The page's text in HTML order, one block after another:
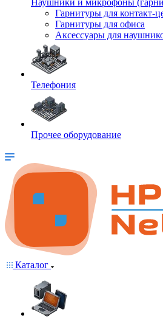
Наушники и микрофоны
Гарнитуры для контакт-
Гарнитуры для офиса
Аксессуары для
Телефония
Прочее оборудование
Каталог